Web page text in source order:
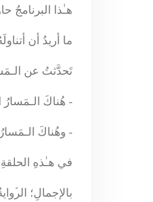
هـٰذا البرنامجُ
ما أريدُ أن
تَحدَّثتُ عن
- هُناكَ الـمَسارُ
- وهُناكَ
في هـٰذهِ
بالإجمالِ؛